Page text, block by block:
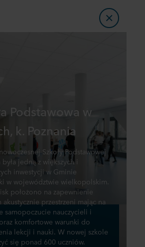
Podstawowa w
k. Poznania
Szkoły Podstawowej
jedną z większych i
inwestycji w Gminie
w województwie wielkopolskim.
położono na zapewnienie
akustycznie przestrzeni mając na
samopoczucie nauczycieli i
komfortowe warunki do
lekcji i nauki. W nowej szkole
się ponad 600 uczniów.